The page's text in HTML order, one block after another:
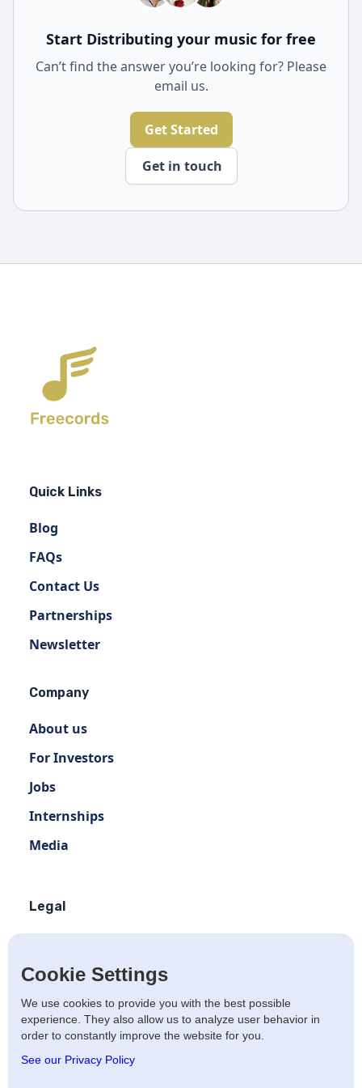
Start Distributing your music for free
Can’t find the answer you’re looking for? Please
email us.
Get in touch
Get Started
Quick Links
Blog
FAQs
Contact Us
Partnerships
Newsletter
Company
About us
For Investors
Jobs
Internships
Media
Legal
Privacy policy
Terms of use Distribution
Artists Privacy Policy
Anti-fraud policy
Cookie Settings
We use cookies to provide you with the best possible
experience. They also allow us to analyze user behavior in
order to constantly improve the website for you.
See our Privacy Policy